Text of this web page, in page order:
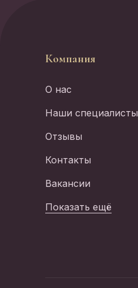
Компания
О нас
Наши специалисты
Отзывы
Контакты
Вакансии
Показать ещё